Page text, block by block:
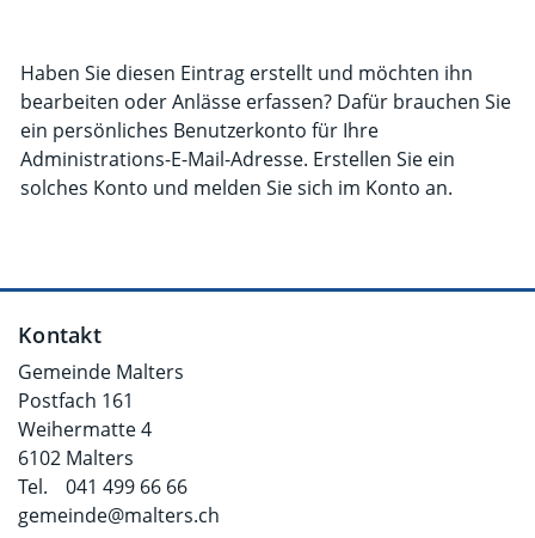
Haben Sie diesen Eintrag erstellt und möchten ihn
bearbeiten oder Anlässe erfassen? Dafür brauchen Sie
ein persönliches Benutzerkonto für Ihre
Administrations-E-Mail-Adresse. Erstellen Sie ein
solches Konto und melden Sie sich im Konto an.
Fusszeile
Kontakt
Gemeinde Malters
Postfach 161
Weihermatte 4
6102 Malters
Tel.
041 499 66 66
gemeinde@malters.ch